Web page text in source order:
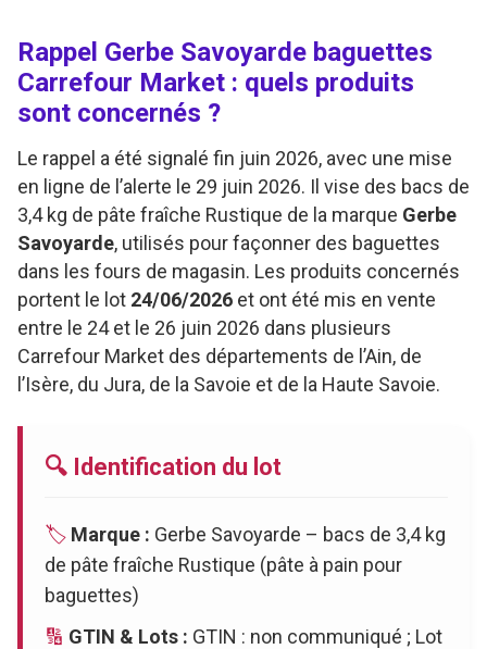
Rappel Gerbe Savoyarde baguettes
Carrefour Market : quels produits
sont concernés ?
Le rappel a été signalé fin juin 2026, avec une mise
en ligne de l’alerte le 29 juin 2026. Il vise des bacs de
3,4 kg de pâte fraîche Rustique de la marque Gerbe
Savoyarde, utilisés pour façonner des baguettes
dans les fours de magasin. Les produits concernés
portent le lot 24/06/2026 et ont été mis en vente
entre le 24 et le 26 juin 2026 dans plusieurs
Carrefour Market des départements de l’Ain, de
l’Isère, du Jura, de la Savoie et de la Haute Savoie.
🔍 Identification du lot
🏷️ Marque : Gerbe Savoyarde – bacs de 3,4 kg
de pâte fraîche Rustique (pâte à pain pour
baguettes)
🔢 GTIN & Lots : GTIN : non communiqué ; Lot